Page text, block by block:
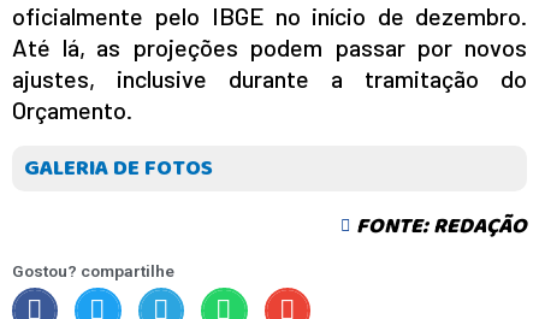
oficialmente pelo IBGE no início de dezembro.
Até lá, as projeções podem passar por novos
ajustes, inclusive durante a tramitação do
Orçamento.
GALERIA DE FOTOS
FONTE: REDAÇÃO
Gostou? compartilhe